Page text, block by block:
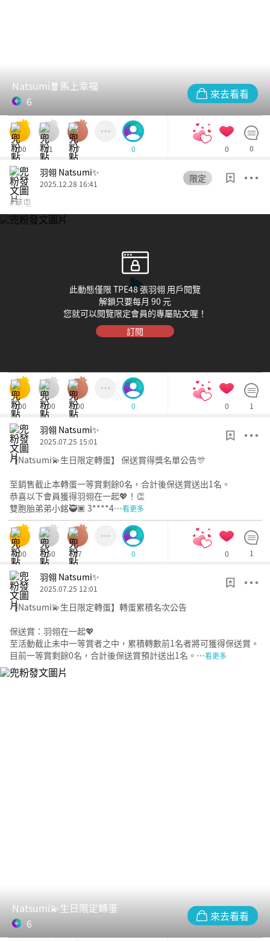
Natsumi🧧馬上幸福
6
來去看看
100 11 7 0 0 0
羽翎 Natsumi✨
2025.12.28 16:41
限定
#草屯
此動態僅限 TPE48 張羽翎 用戶閱覽
解鎖只要每月 90 元
您就可以閱覽限定會員的專屬貼文喔！
訂閱
100 100 100 0 0 1
羽翎 Natsumi✨
2025.07.25 15:01
【Natsumi💫生日限定轉蛋】 保送賞得獎名單公告🎊
至銷售截止本轉蛋一等賞剩餘0名，合計後保送賞送出1名。
恭喜以下會員獲得羽翎在一起💖！👏
雙胞胎弟弟小銘🥷🏿 3****4…看更多
400 150 77 0 0 1
羽翎 Natsumi✨
2025.07.25 12:01
【Natsumi💫生日限定轉蛋】轉蛋累積名次公告
保送賞：羽翎在一起💖
至活動截止未中一等賞者之中，累積轉數前1名者將可獲得保送賞。
目前一等賞剩餘0名，合計後保送賞預計送出1名。…看更多
Natsumi💫生日限定轉蛋
6
來去看看